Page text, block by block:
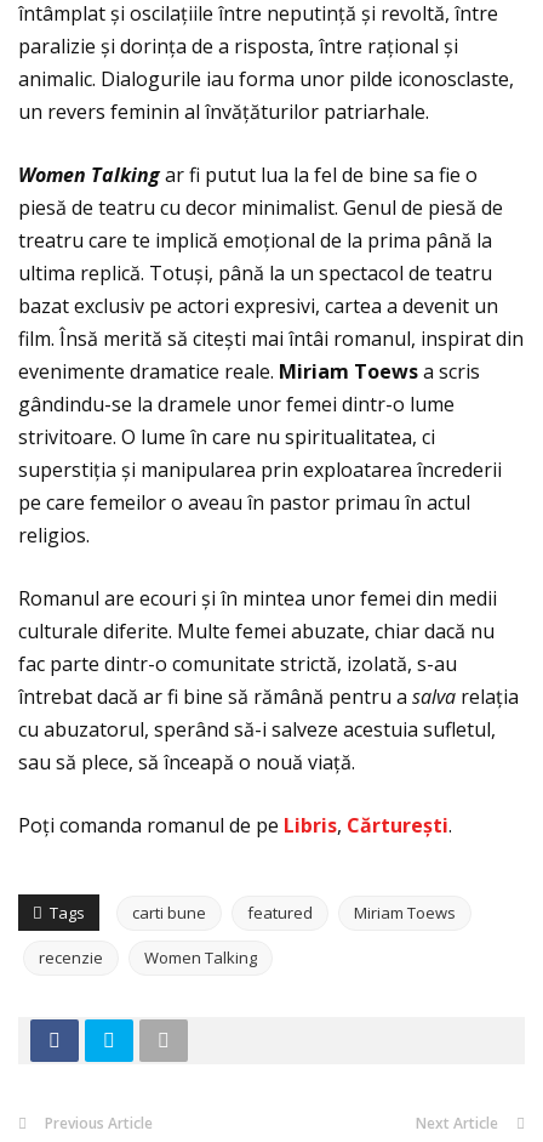
întâmplat și oscilaţiile între neputinţă și revoltă, între
paralizie și dorinţa de a risposta, între raţional și
animalic. Dialogurile iau forma unor pilde iconosclaste,
un revers feminin al învăţăturilor patriarhale.
Women Talkingar fi putut lua la fel de bine sa fie o
piesă de teatru cu decor minimalist. Genul de piesă de
treatru care te implică emoţional de la prima până la
ultima replică. Totuși, până la un spectacol de teatru
bazat exclusiv pe actori expresivi, cartea a devenit un
film. Însă merită să citești mai întâi romanul, inspirat din
evenimente dramatice reale. Miriam Toewsa scris
gândindu-se la dramele unor femei dintr-o lume
strivitoare. O lume în care nu spiritualitatea, ci
superstiţia și manipularea prin exploatarea încrederii
pe care femeilor o aveau în pastor primau în actul
religios.
Romanul are ecouri și în mintea unor femei din medii
culturale diferite. Multe femei abuzate, chiar dacă nu
fac parte dintr-o comunitate strictă, izolată, s-au
întrebat dacă ar fi bine să rămână pentru a salva relaţia
cu abuzatorul, sperând să-i salveze acestuia sufletul,
sau să plece, să înceapă o nouă viaţă.
Poţi comanda romanul de pe Libris, Cărturești.
Tags carti bune featured Miriam Toews
recenzie Women Talking
Previous Article Next Article